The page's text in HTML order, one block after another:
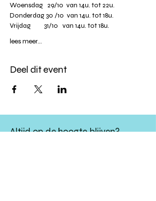
Woensdag   29/10  van 14u. tot 22u.
Donderdag 30 /10  van 14u. tot 18u.
Vrijdag         31/10   van 14u. tot 18u.
lees meer...
Deel dit event
Altijd op de hoogte blijven?